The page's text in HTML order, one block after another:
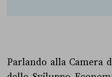
Parlando alla